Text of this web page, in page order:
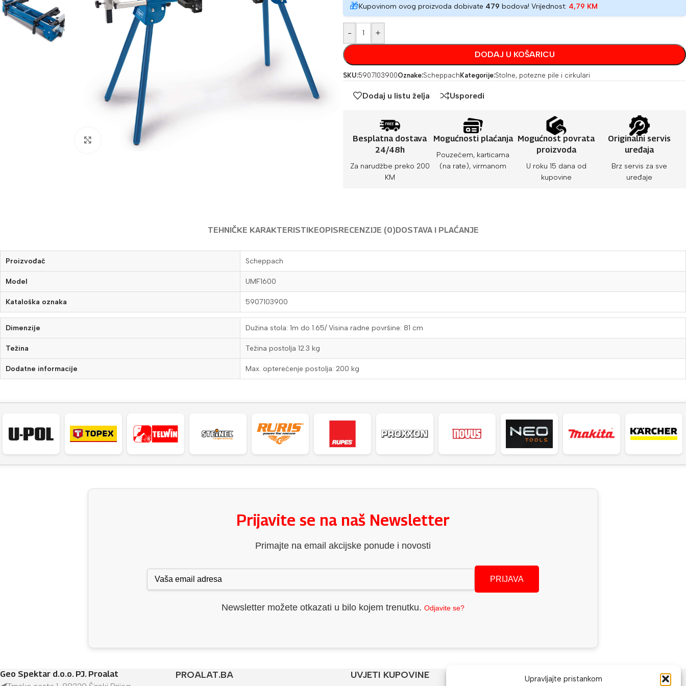
Upravljajte pristankom
Povećaj sliku
🎁Kupovinom ovog proizvoda dobivate 479 bodova! Vrijednost: 4,79 KM
- +
DODAJ U KOŠARICU
SKU:5907103900Oznake:ScheppachKategorije:Stolne, potezne pile i cirkulari
Dodaj u listu želja Usporedi
Besplatna dostava
24/48h
Za narudžbe preko 200
KM
Mogućnosti plaćanja
Pouzećem, karticama
(na rate), virmanom
Mogućnost povrata
proizvoda
U roku 15 dana od
kupovine
Originalni servis
uređaja
Brz servis za sve
uređaje
TEHNIČKE KARAKTERISTIKEOPISRECENZIJE (0)DOSTAVA I PLAĆANJE
Proizvođač Scheppach
Model UMF1600
Kataloška oznaka 5907103900
Dimenzije Dužina stola: 1m do 1.65/ Visina radne površine: 81 cm
Težina Težina postolja 12.3 kg
Dodatne informacije Max. opterećenje postolja: 200 kg
Prijavite se na naš Newsletter
Primajte na email akcijske ponude i novosti
PRIJAVA
Newsletter možete otkazati u bilo kojem trenutku. Odjavite se?
Geo Spektar d.o.o. PJ. Proalat
PROALAT.BA UVJETI KUPOVINE NAČINI PLAĆANJA